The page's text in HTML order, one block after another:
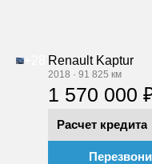
Renault Kaptur
2018 · 91 825 км
1 570 000
Расчет кредита